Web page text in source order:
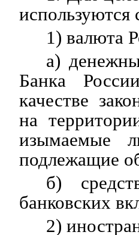
1) валюта
а)
Банка
качестве
на
изымаемые
подлежащие
б)
банковских
2)